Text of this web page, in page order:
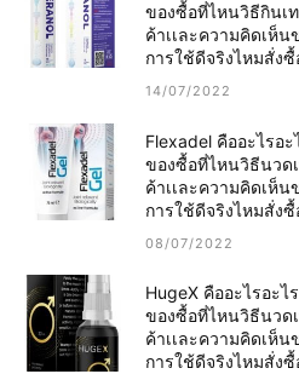
ของซื้อที่ไหนวิธีกินเ
ค้าเเละความคิดเห็
การใช้ดีจริงไหมสั่งซื้
14/07/2022
Flexadel คืออะไรอ
ของซื้อที่ไหนวิธีนวด
ค้าเเละความคิดเห็
การใช้ดีจริงไหมสั่งซื้
08/07/2022
HugeX คืออะไรอะ
ของซื้อที่ไหนวิธีนวด
ค้าเเละความคิดเห็
การใช้ดีจริงไหมสั่งซื้